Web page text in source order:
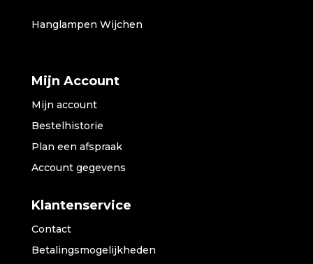
Hanglampen Wijchen
Mijn Account
Mijn account
Bestelhistorie
Plan een afspraak
Account gegevens
Klantenservice
Contact
Betalingsmogelijkheden